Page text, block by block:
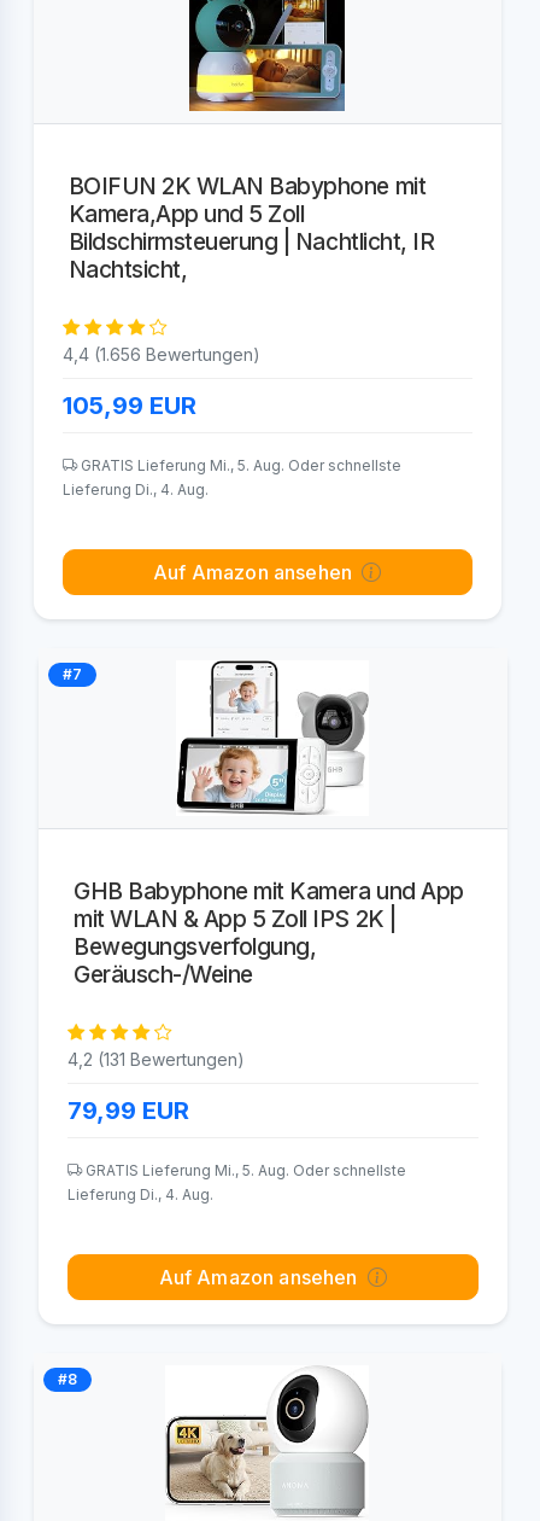
BOIFUN 2K WLAN Babyphone mit
Kamera,App und 5 Zoll
Bildschirmsteuerung | Nachtlicht, IR
Nachtsicht,
4,4 (1.656 Bewertungen)
105,99 EUR
GRATIS Lieferung Mi., 5. Aug. Oder schnellste
Lieferung Di., 4. Aug.
Auf Amazon ansehen
#7
GHB Babyphone mit Kamera und App
mit WLAN & App 5 Zoll IPS 2K |
Bewegungsverfolgung,
Geräusch-/Weine
4,2 (131 Bewertungen)
79,99 EUR
GRATIS Lieferung Mi., 5. Aug. Oder schnellste
Lieferung Di., 4. Aug.
Auf Amazon ansehen
#8